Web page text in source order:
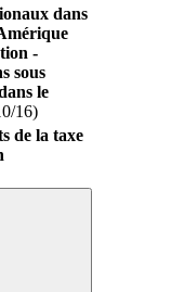
dans
-
sous
le
16)
de la taxe